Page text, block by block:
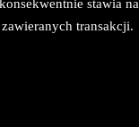
stawia na
transakcji.